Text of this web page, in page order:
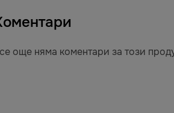
още няма коментари за този